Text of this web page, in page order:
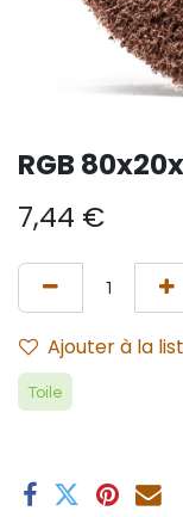
RGB
7,44 €
Ajouter à la
Toile